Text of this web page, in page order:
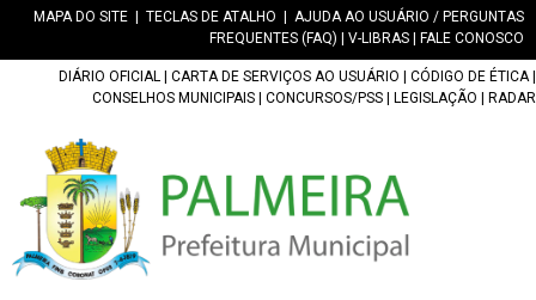
MAPA DO SITE TECLAS DE ATALHO
AJUDA AO USUÁRIO / PERGUNTAS
FREQUENTES (FAQ)
V-LIBRAS FALE CONOSCO
DIÁRIO OFICIAL CARTA DE SERVIÇOS AO USUÁRIO CÓDIGO DE ÉTICA|
CONSELHOS MUNICIPAIS
CONCURSOS/PSS LEGISLAÇÃO RADAR